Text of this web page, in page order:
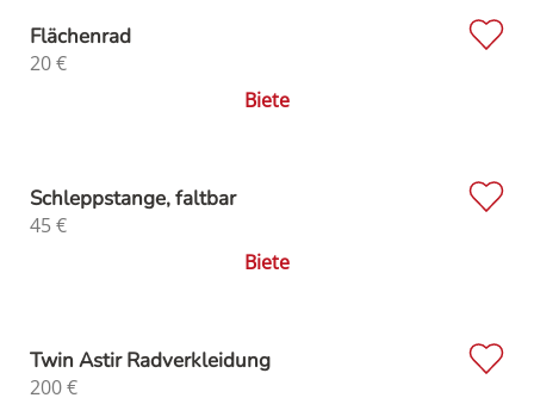
Flächenrad
20€
Biete
Schleppstange, faltbar
45€
Biete
Twin Astir Radverkleidung
200€